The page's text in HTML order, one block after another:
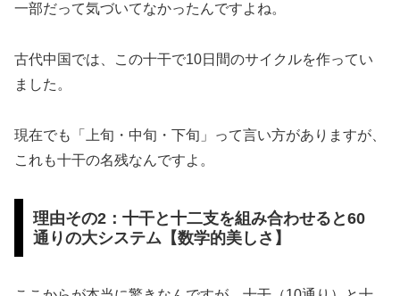
一部だって気づいてなかったんですよね。
古代中国では、この十干で10日間のサイクルを作ってい
ました。
現在でも「上旬・中旬・下旬」って言い方がありますが、
これも十干の名残なんですよ。
理由その2：十干と十二支を組み合わせると60
通りの大システム【数学的美しさ】